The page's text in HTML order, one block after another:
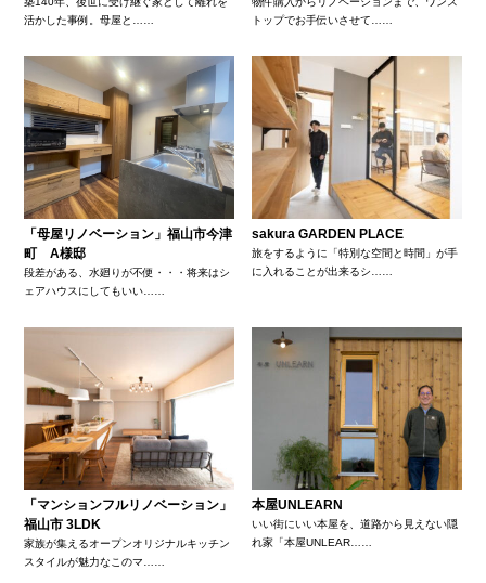
活かした事例。母屋と……
トップでお手伝いさせて……
「母屋リノベーション」福山市今津
町 A様邸
段差がある、水廻りが不便・・・将来はシ
ェアハウスにしてもいい……
sakura GARDEN PLACE
旅をするように「特別な空間と時間」が手
に入れることが出来るシ……
「マンションフルリノベーション」
福山市 3LDK
家族が集えるオープンオリジナルキッチン
スタイルが魅力なこのマ……
本屋UNLEARN
いい街にいい本屋を、道路から見えない隠
れ家「本屋UNLEAR……